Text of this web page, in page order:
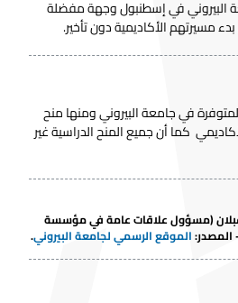
البيروني في إسطنبول وجهة مفضلة
مسيرتهم الأكاديمية دون تأخير.
في جامعة البيروني ومنها منح
كما أن جميع المنح الدراسية غير
(مسؤول علاقات عامة في مؤسسة
:الموقع الرسمي لجامعة البيروني.